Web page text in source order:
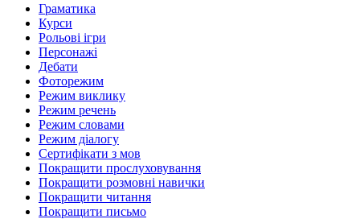
Граматика
Курси
Рольові ігри
Персонажі
Дебати
Фоторежим
Режим виклику
Режим речень
Режим словами
Режим діалогу
Сертифікати з мов
Покращити прослуховування
Покращити розмовні навички
Покращити читання
Покращити письмо